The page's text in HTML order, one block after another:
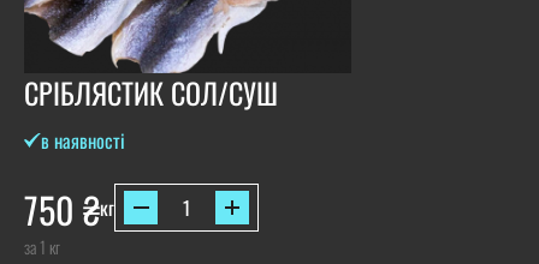
СРІБЛЯСТИК СОЛ/СУШ
в наявності
750 ₴кг
за 1 кг